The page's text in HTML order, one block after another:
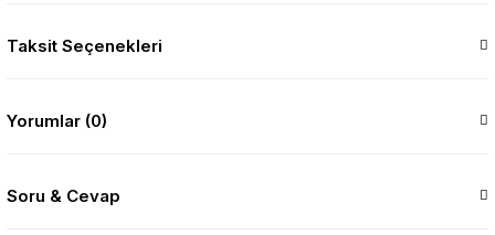
Taksit Seçenekleri
Yorumlar (0)
Soru & Cevap